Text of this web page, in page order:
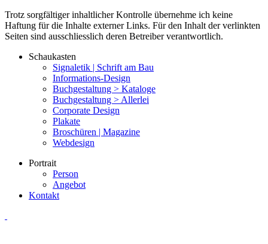
Trotz sorgfältiger inhaltlicher Kontrolle übernehme ich keine
Haftung für die Inhalte externer Links. Für den Inhalt der verlinkten
Seiten sind ausschliesslich deren Betreiber verantwortlich.
Schaukasten
Signaletik | Schrift am Bau
Informations-Design
Buchgestaltung > Kataloge
Buchgestaltung > Allerlei
Corporate Design
Plakate
Broschüren | Magazine
Webdesign
Portrait
Person
Angebot
Kontakt